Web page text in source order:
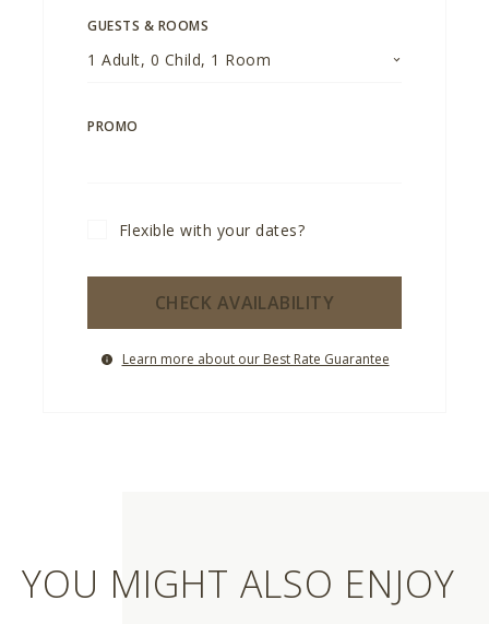
GUESTS & ROOMS
1 Adult, 0 Child, 1 Room
PROMO
Flexible with your dates?
CHECK AVAILABILITY
Learn more about our Best Rate Guarantee
YOU MIGHT ALSO ENJOY